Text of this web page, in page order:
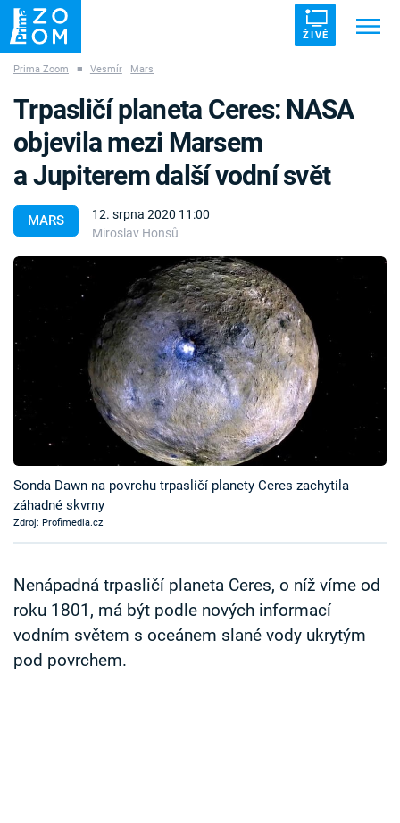
ŽIVĚ
ZÁHADY VETŘELCI DÁVNOVĚKU
Témata
Témata
Pořady
TV Program
Sledujte prima+
Přihlášení
Sledujte nás
Prima Zoom ■ Vesmír Mars
MARS
12. srpna 2020 11:00
Miroslav Honsů
Trpasličí planeta Ceres: NASA
objevila mezi Marsem
a Jupiterem další vodní svět
Sonda Dawn na povrchu trpasličí planety Ceres zachytila
záhadné skvrny
Zdroj: Profimedia.cz
Nenápadná trpasličí planeta Ceres, o níž víme od
roku 1801, má být podle nových informací
vodním světem s oceánem slané vody ukrytým
pod povrchem.